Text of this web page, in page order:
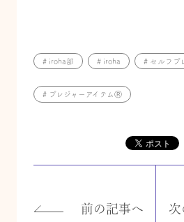
# iroha部 # iroha # セルフプ
# プレジャーアイテムⓇ
前の記事へ 次